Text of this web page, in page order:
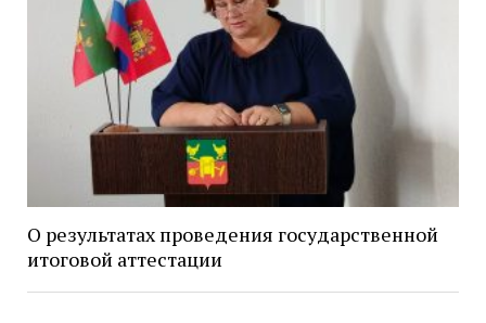
О результатах проведения государственной
итоговой аттестации